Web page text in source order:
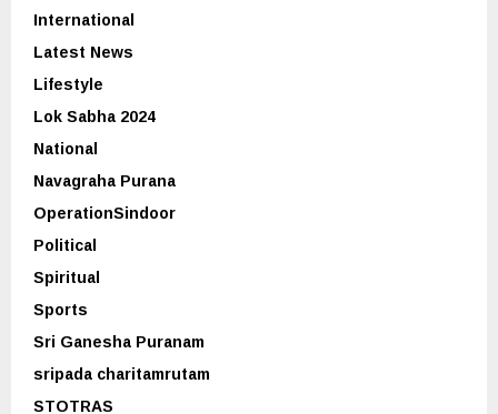
International
Latest News
Lifestyle
Lok Sabha 2024
National
Navagraha Purana
OperationSindoor
Political
Spiritual
Sports
Sri Ganesha Puranam
sripada charitamrutam
STOTRAS